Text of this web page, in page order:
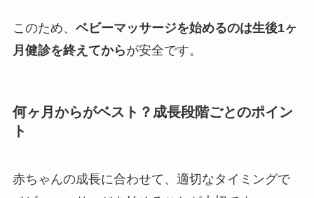
このため、 ベビーマッサージを始めるのは生後1ヶ
月健診を終えてからが安全です。
何ヶ月からがベスト？成長段階ごとのポイン
ト
赤ちゃんの成長に合わせて、適切なタイミングで